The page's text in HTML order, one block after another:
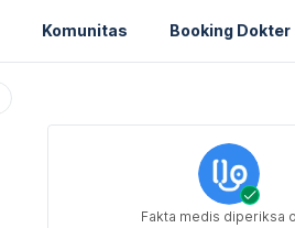
Komunitas Booking Dokter
Fakta medis diperiksa